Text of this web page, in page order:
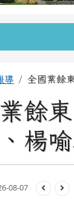
域內容
區域
導 全國業餘
餘
楊